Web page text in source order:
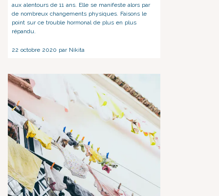
aux alentours de 11 ans. Elle se manifeste alors par
de nombreux changements physiques. Faisons le
point sur ce trouble hormonal de plus en plus
répandu.
22 octobre 2020 par Nikita